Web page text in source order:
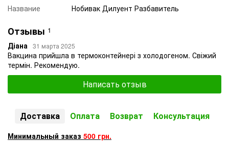
Название
Нобивак Дилуент Разбавитель
Отзывы 1
Діана 31 марта 2025
Вакцина прийшла в термоконтейнері з холодогеном. Свіжий
термін. Рекомендую.
Написать отзыв
Доставка Оплата Возврат Консультация
Минимальный заказ 500 грн.